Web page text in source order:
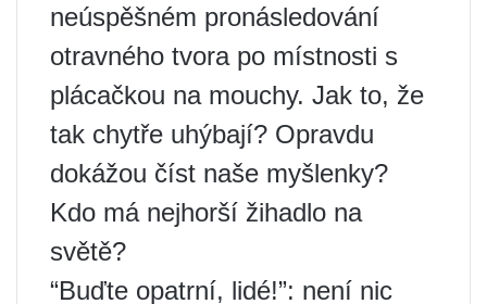
neúspěšném pronásledování
otravného tvora po místnosti s
plácačkou na mouchy. Jak to, že
tak chytře uhýbají? Opravdu
dokážou číst naše myšlenky?
Kdo má nejhorší žihadlo na
světě?
“Buďte opatrní, lidé!”: není nic